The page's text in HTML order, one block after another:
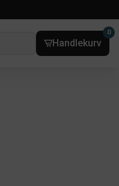
Handlekurv
0